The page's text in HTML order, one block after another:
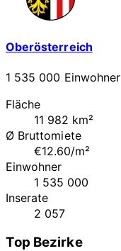
Oberösterreich
1 535 000 Einwohner
Fläche
11 982 km²
Ø Bruttomiete
€12.60/m²
Einwohner
1 535 000
Inserate
2 057
Top Bezirke